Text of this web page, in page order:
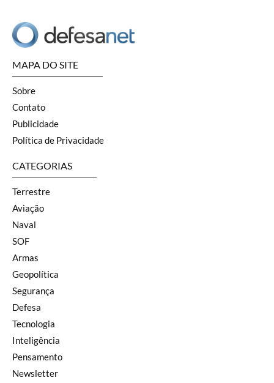
MAPA DO SITE
Sobre
Contato
Publicidade
Política de Privacidade
CATEGORIAS
Terrestre
Aviação
Naval
SOF
Armas
Geopolítica
Segurança
Defesa
Tecnologia
Inteligência
Pensamento
Newsletter